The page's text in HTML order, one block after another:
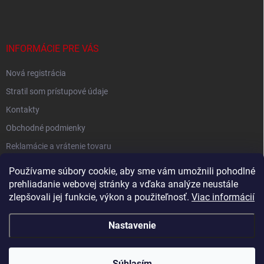
Používame súbory cookie, aby sme vám umožnili pohodlné
prehliadanie webovej stránky a vďaka analýze neustále
zlepšovali jej funkcie, výkon a použiteľnosť. Viac informácií
Nastavenie
INFORMÁCIE PRE VÁS
Nová registrácia
Stratil som prístupové údaje
Kontakty
Obchodné podmienky
Reklamácie a vrátenie tovaru
Shoptet.sk
Nobby.sk . Všetky práva vyhradené.